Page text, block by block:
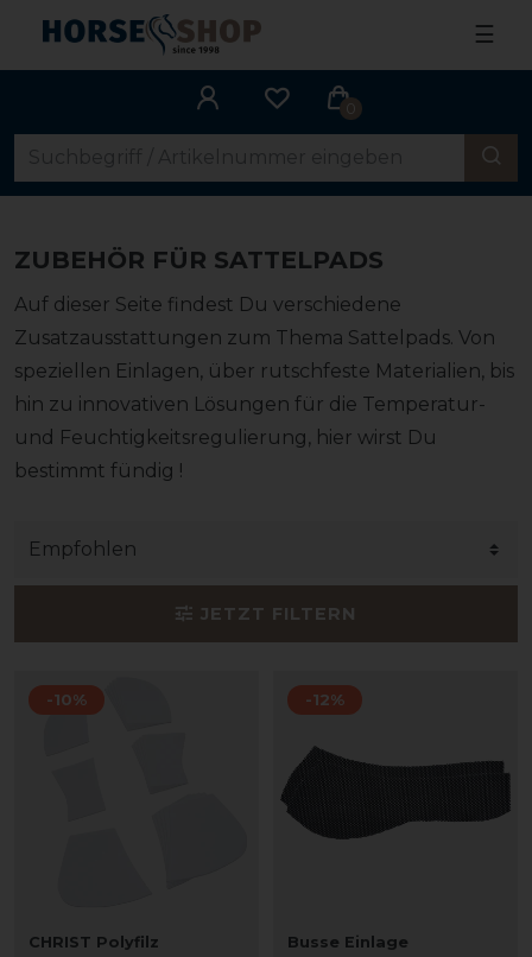
☰
0
ZUBEHÖR FÜR SATTELPADS
Auf dieser Seite findest Du verschiedene
Zusatzausstattungen zum Thema Sattelpads. Von
speziellen Einlagen, über rutschfeste Materialien, bis
hin zu innovativen Lösungen für die Temperatur-
und Feuchtigkeitsregulierung, hier wirst Du
bestimmt fündig !
JETZT FILTERN
-10%
CHRIST Polyfilz
-12%
Busse Einlage